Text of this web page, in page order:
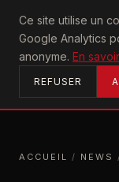
Ce site utilise un
Google Analytics
anonyme. En
REFUSER
U2achtung
ACCUEIL
ACCUEIL / NEWS